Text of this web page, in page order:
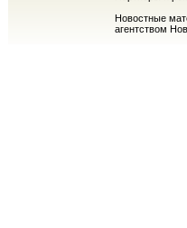
Новостные
агентством